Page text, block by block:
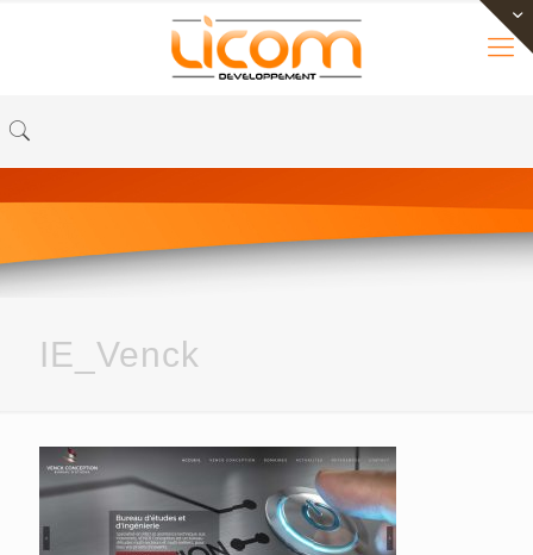
IE_Venck